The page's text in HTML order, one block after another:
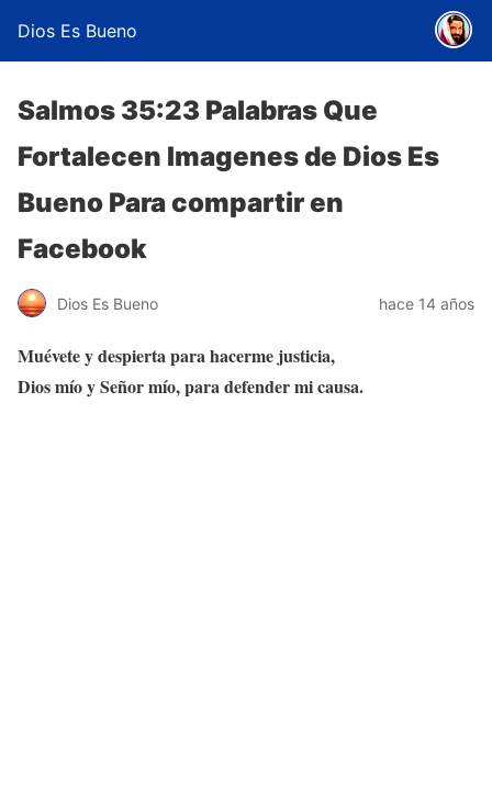
Dios Es Bueno
Salmos 35:23 Palabras Que
Fortalecen Imagenes de Dios Es
Bueno Para compartir en
Facebook
Dios Es Bueno hace 14 años
Muévete y despierta para hacerme justicia,
Dios mío y Señor mío, para defender mi causa.